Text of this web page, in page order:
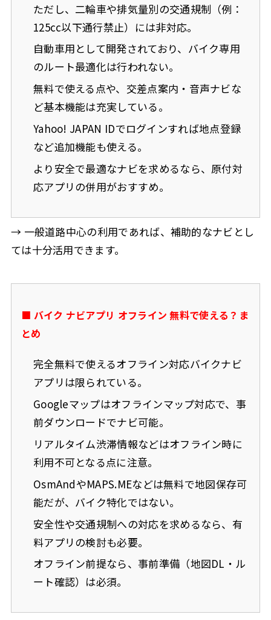
ただし、二輪車や排気量別の交通規制（例：
125cc以下通行禁止）には非対応。
自動車用として開発されており、バイク専用
のルート最適化は行われない。
無料で使える点や、交差点案内・音声ナビな
ど基本機能は充実している。
Yahoo! JAPAN IDでログインすれば地点登録
など追加機能も使える。
より安全で最適なナビを求めるなら、原付対
応アプリの併用がおすすめ。
→ 一般道路中心の利用であれば、補助的なナビとし
ては十分活用できます。
■ バイク ナビアプリ オフライン 無料で使える？ま
とめ
完全無料で使えるオフライン対応バイクナビ
アプリは限られている。
Googleマップはオフラインマップ対応で、事
前ダウンロードでナビ可能。
リアルタイム渋滞情報などはオフライン時に
利用不可となる点に注意。
OsmAndやMAPS.MEなどは無料で地図保存可
能だが、バイク特化ではない。
安全性や交通規制への対応を求めるなら、有
料アプリの検討も必要。
オフライン前提なら、事前準備（地図DL・ル
ート確認）は必須。